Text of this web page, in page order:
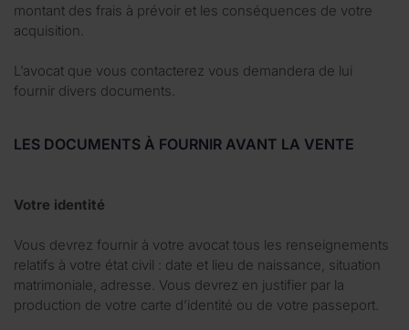
montant des frais à prévoir et les conséquences de votre
acquisition.
L’avocat que vous contacterez vous demandera de lui
fournir divers documents.
LES DOCUMENTS À FOURNIR AVANT LA VENTE
Votre identité
Vous devrez fournir à votre avocat tous les renseignements
relatifs à votre état civil : date et lieu de naissance, situation
matrimoniale, adresse. Vous devrez en justifier par la
production de votre carte d’identité ou de votre passeport.